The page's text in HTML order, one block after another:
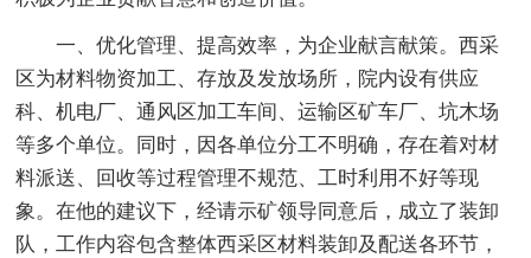
一、优化管理、提高效率，为企业献言献策。西采
区为材料物资加工、存放及发放场所，院内设有供应
科、机电厂、通风区加工车间、运输区矿车厂、坑木场
等多个单位。同时，因各单位分工不明确，存在着对材
料派送、回收等过程管理不规范、工时利用不好等现
象。在他的建议下，经请示矿领导同意后，成立了装卸
队，工作内容包含整体西采区材料装卸及配送各环节，